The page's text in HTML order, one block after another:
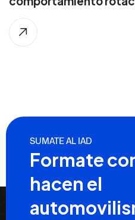
SUMATE AL IAD
Formate
hacen el